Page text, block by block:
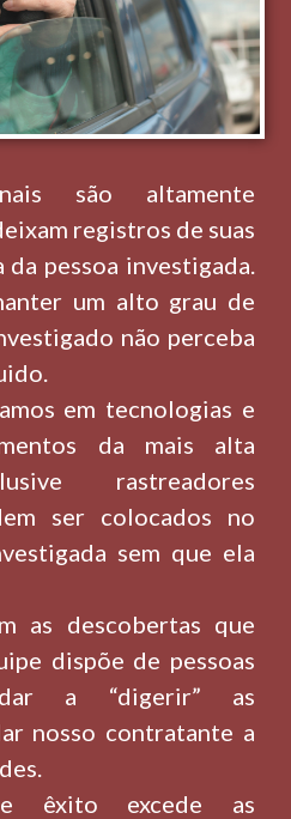
são altamente
registros de suas
da pessoa investigada.
um alto grau de
não perceba
em tecnologias e
da mais alta
rastreadores
ser colocados no
sem que ela
as descobertas que
dispõe de pessoas
a “digerir” as
nosso contratante a
êxito excede as